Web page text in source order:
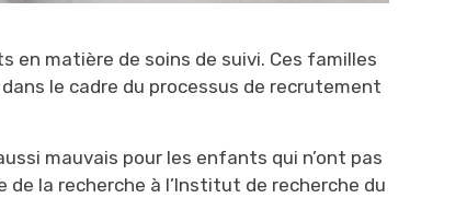
en matière de soins de suivi. Ces familles
le cadre du processus de recrutement
mauvais pour les enfants qui n’ont pas
de la recherche à l’Institut de recherche du